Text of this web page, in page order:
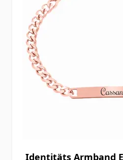
Identitäts Armband